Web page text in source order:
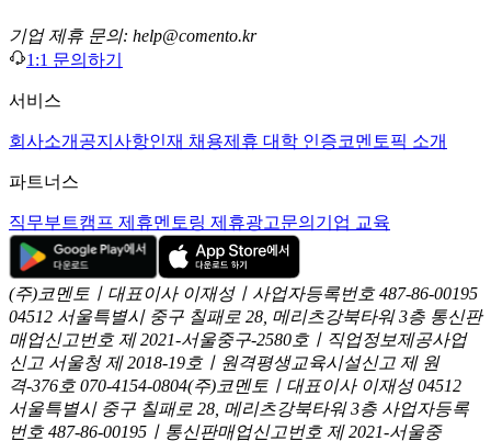
기업 제휴 문의: help@comento.kr
1:1 문의하기
서비스
회사소개 공지사항인재 채용제휴 대학 인증코멘토픽 소개
파트너스
직무부트캠프 제휴멘토링 제휴광고문의 기업 교육
(주)코멘토ㅣ대표이사 이재성ㅣ사업자등록번호 487-86-00195
04512 서울특별시 중구 칠패로 28, 메리츠강북타워 3층 통신판
매업신고번호 제 2021-서울중구-2580호ㅣ직업정보제공사업
신고 서울청 제 2018-19호ㅣ원격평생교육시설신고 제 원
격-376호 070-4154-0804(주)코멘토ㅣ대표이사 이재성 04512
서울특별시 중구 칠패로 28, 메리츠강북타워 3층 사업자등록
번호 487-86-00195ㅣ통신판매업신고번호 제 2021-서울중